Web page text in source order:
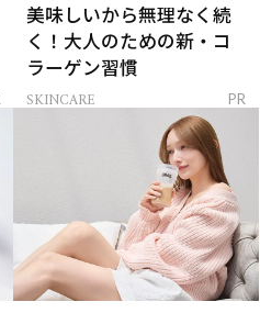
美味しいから無理なく続
く！大人のための新・コ
ラーゲン習慣
SKINCARE PR